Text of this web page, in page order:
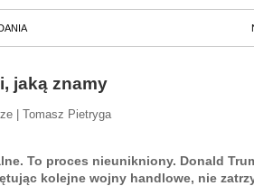
jaką znamy
| Tomasz Pietryga
To proces nieunikniony. Donald
kolejne wojny handlowe, nie